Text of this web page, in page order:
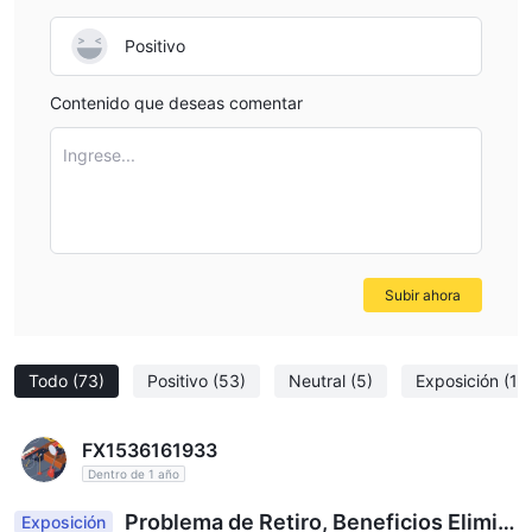
asociados.
comisiones para cada uno de sus tipos de cuenta. Aquí se
costo de operar se basa únicamente en el spread.
embargo, se cobra una comisión en las operaciones, a partir de
spread.
Cuenta PRO:La cuenta PRO ofrece un spread
como 0.3 pips
Todo (73) Positivo (53) Neutral (5) Exposición
FX1536161933
Dentro de 1 año
Exposición
Problema de Retiro, Beneficios Elimin
Positivo
Contenido que deseas comentar
Ingrese...
Subir ahora